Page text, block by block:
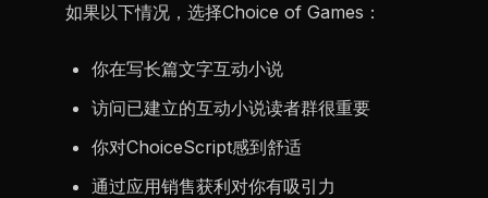
如果以下情况，选择Choice of Games：
你在写长篇文字互动小说
访问已建立的互动小说读者群很重要
你对ChoiceScript感到舒适
通过应用销售获利对你有吸引力